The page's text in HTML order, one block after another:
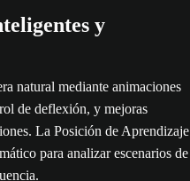
y
natural mediante animaciones
de deflexión, y mejoras
La Posición de Aprendizaje
para analizar escenarios de